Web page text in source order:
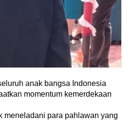
anak bangsa Indonesia
momentum kemerdekaan
meneladani para pahlawan yang